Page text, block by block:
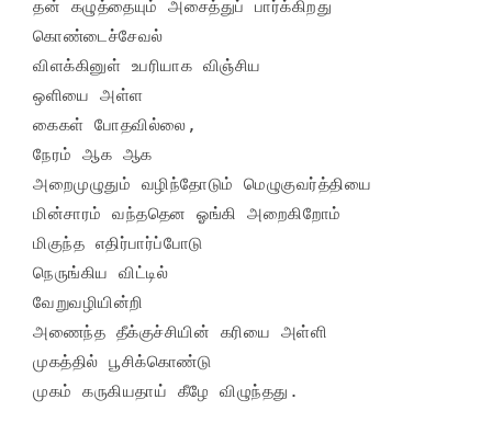
தன் கழுத்தையும் அசைத்துப் பார்க்கிறது
கொண்டைச்சேவல்
விளக்கினுள் உபரியாக விஞ்சிய
ஒளியை அள்ள
கைகள் போதவில்லை,
நேரம் ஆக ஆக
அறைமுழுதும் வழிந்தோடும் மெழுகுவர்த்தியை
மின்சாரம் வந்ததென ஓங்கி அறைகிறோம்
மிகுந்த எதிர்பார்ப்போடு
நெருங்கிய விட்டில்
வேறுவழியின்றி
அணைந்த தீக்குச்சியின் கரியை அள்ளி
முகத்தில் பூசிக்கொண்டு
முகம் கருகியதாய் கீழே விழுந்தது.